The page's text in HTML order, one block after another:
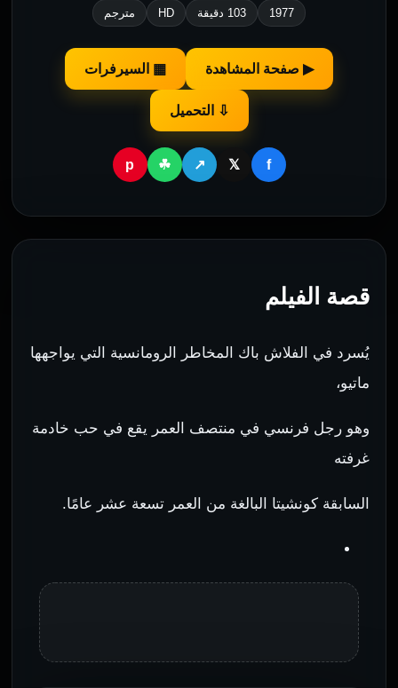
1977 103 دقيقة HD مترجم
▶ صفحة المشاهدة ▦ السيرفرات
⇩ التحميل
f
𝕏
↗
☘
p
قصة الفيلم
يُسرد في الفلاش باك المخاطر الرومانسية التي يواجهها
ماتيو،
وهو رجل فرنسي في منتصف العمر يقع في حب خادمة
غرفته
السابقة كونشيتا البالغة من العمر تسعة عشر عامًا.